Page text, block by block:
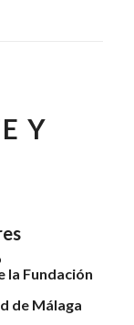
Y
la Fundación
de Málaga